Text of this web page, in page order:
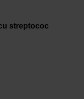
streptococ